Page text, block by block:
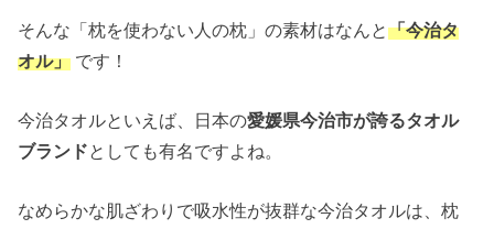
そんな「枕を使わない人の枕」の素材はなんと「今治タ
オル」 です！
今治タオルといえば、日本の愛媛県今治市が誇るタオル
ブランドとしても有名ですよね。
なめらかな肌ざわりで吸水性が抜群な今治タオルは、枕